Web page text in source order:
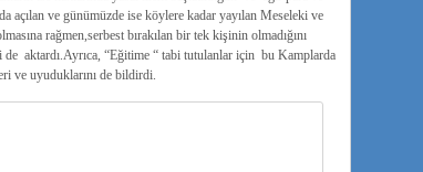
açılan ve günümüzde ise köylere kadar yayılan Meseleki ve
rağmen,serbest bırakılan bir tek kişinin olmadığını
aktardı.Ayrıca, “Eğitime “ tabi tutulanlar için bu Kamplarda
ve uyuduklarını de bildirdi.